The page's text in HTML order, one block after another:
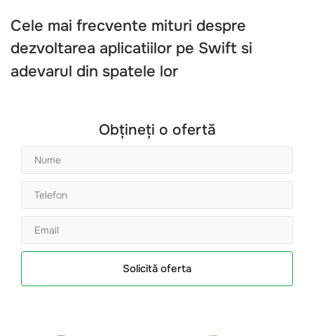
Cele mai frecvente mituri despre
dezvoltarea aplicatiilor pe Swift si
adevarul din spatele lor
Obțineți o ofertă
Solicită oferta